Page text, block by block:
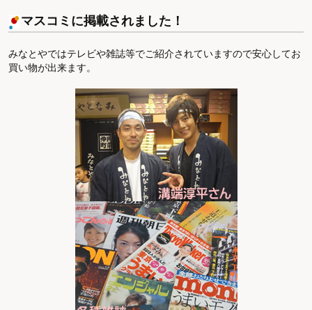
マスコミに掲載されました！
みなとやではテレビや雑誌等でご紹介されていますので安心してお
買い物が出来ます。